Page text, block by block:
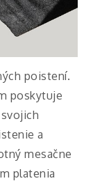
poistení.
poskytuje
a
mesačne
platenia